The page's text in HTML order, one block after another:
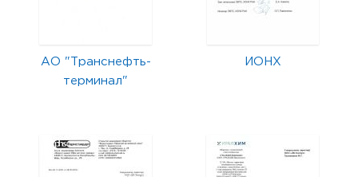
АО "Транснефть-
терминал"
ИОНХ